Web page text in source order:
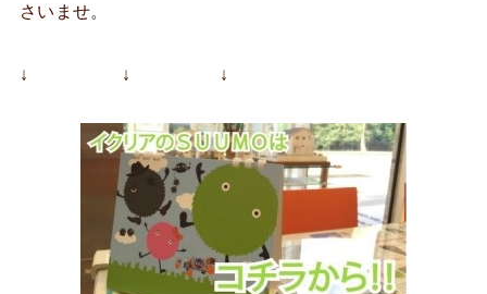
さいませ。
↓ ↓ ↓